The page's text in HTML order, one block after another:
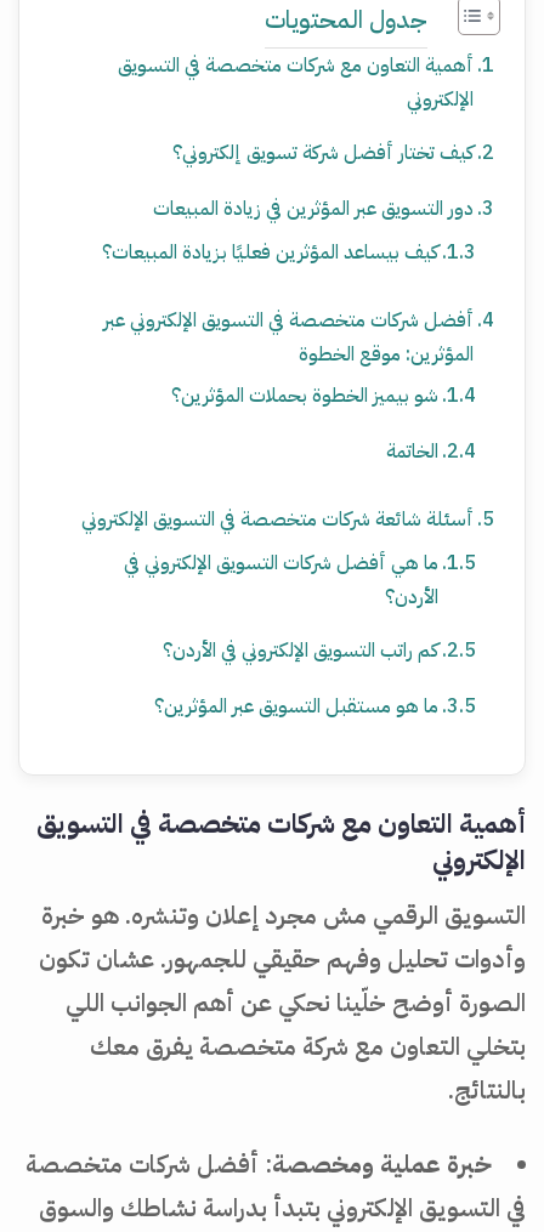
جدول المحتويات
أهمية التعاون مع شركات متخصصة في التسويق
الإلكتروني
كيف تختار أفضل شركة تسويق إلكتروني؟
دور التسويق عبر المؤثرين في زيادة المبيعات
كيف بيساعد المؤثرين فعليًا بزيادة المبيعات؟
أفضل شركات متخصصة في التسويق الإلكتروني عبر
المؤثرين: موقع الخطوة
شو بيميز الخطوة بحملات المؤثرين؟
الخاتمة
أسئلة شائعة شركات متخصصة في التسويق الإلكتروني
ما هي أفضل شركات التسويق الإلكتروني في
الأردن؟
كم راتب التسويق الإلكتروني في الأردن؟
ما هو مستقبل التسويق عبر المؤثرين؟
أهمية التعاون مع شركات متخصصة في التسويق
الإلكتروني
التسويق الرقمي مش مجرد إعلان وتنشره. هو خبرة
وأدوات تحليل وفهم حقيقي للجمهور. عشان تكون
الصورة أوضح خلّينا نحكي عن أهم الجوانب اللي
بتخلي التعاون مع شركة متخصصة يفرق معك
بالنتائج.
خبرة عملية ومخصصة: أفضل شركات متخصصة
في التسويق الإلكتروني بتبدأ بدراسة نشاطك والسوق